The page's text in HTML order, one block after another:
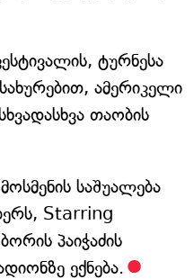
ტურნესა
ამერიკელი
თაობის
საშუალება
Starring
პაიჭაძის
ექნება.